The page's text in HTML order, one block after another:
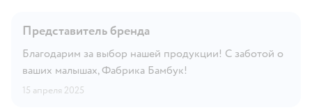
Представитель бренда
Благодарим за выбор нашей продукции! С заботой о
ваших малышах, Фабрика Бамбук!
15 апреля 2025